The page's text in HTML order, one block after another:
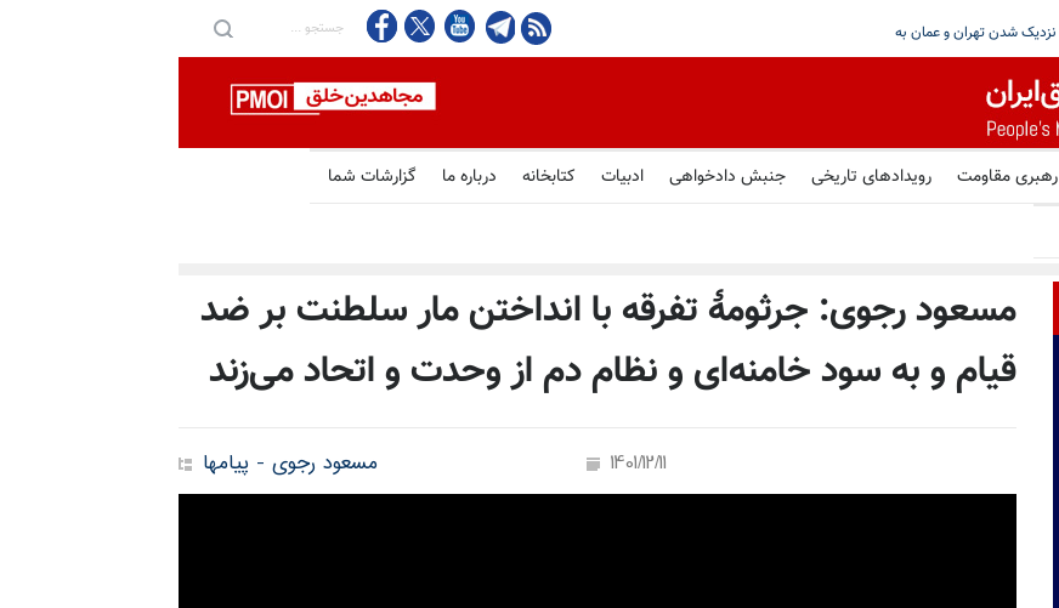
رهبری مقاومت رویدادهای تاریخی جنبش دادخواهی ادبیات کتابخانه درباره ما گزارشات شما
مسعود رجوی: جرثومهٔ تفرقه با انداختن مار سلطنت بر ضد
قیام و به سود خامنه‌ای و نظام دم از وحدت و اتحاد می‌زند
مسعود رجوی - پیامها 1401/12/11